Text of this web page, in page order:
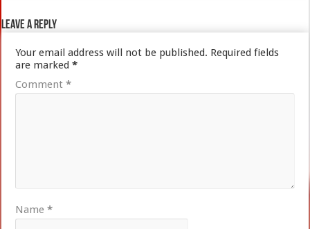
Leave a Reply
Your email address will not be published. Required fields
are marked*
Comment*
Name*